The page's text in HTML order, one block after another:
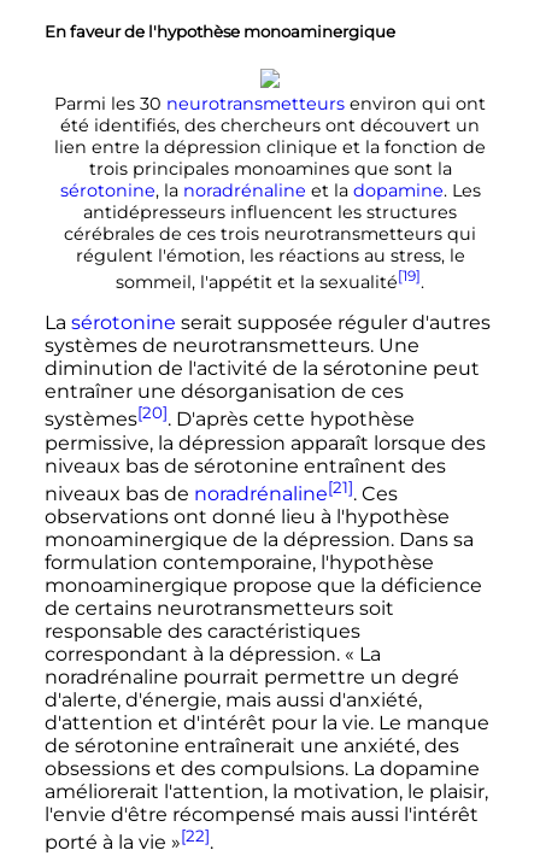
En faveur de l'hypothèse monoaminergique
Parmi les 30 neurotransmetteurs environ qui ont
été identifiés, des chercheurs ont découvert un
lien entre la dépression clinique et la fonction de
trois principales monoamines que sont la
sérotonine, la noradrénaline et la dopamine. Les
antidépresseurs influencent les structures
cérébrales de ces trois neurotransmetteurs qui
régulent l'émotion, les réactions au stress, le
sommeil, l'appétit et la sexualité[19].
La sérotonine serait supposée réguler d'autres
systèmes de neurotransmetteurs. Une
diminution de l'activité de la sérotonine peut
entraîner une désorganisation de ces
systèmes[20]. D'après cette hypothèse
permissive, la dépression apparaît lorsque des
niveaux bas de sérotonine entraînent des
niveaux bas de noradrénaline[21]. Ces
observations ont donné lieu à l'hypothèse
monoaminergique de la dépression. Dans sa
formulation contemporaine, l'hypothèse
monoaminergique propose que la déficience
de certains neurotransmetteurs soit
responsable des caractéristiques
correspondant à la dépression. « La
noradrénaline pourrait permettre un degré
d'alerte, d'énergie, mais aussi d'anxiété,
d'attention et d'intérêt pour la vie. Le manque
de sérotonine entraînerait une anxiété, des
obsessions et des compulsions. La dopamine
améliorerait l'attention, la motivation, le plaisir,
l'envie d'être récompensé mais aussi l'intérêt
porté à la vie »[22].